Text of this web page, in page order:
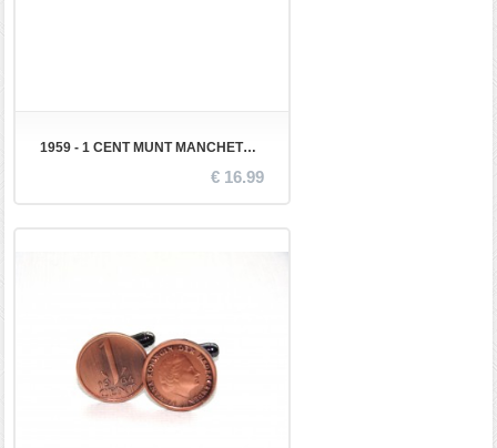
1959 - 1 CENT MUNT MANCHETKNOPEN
€ 16.99